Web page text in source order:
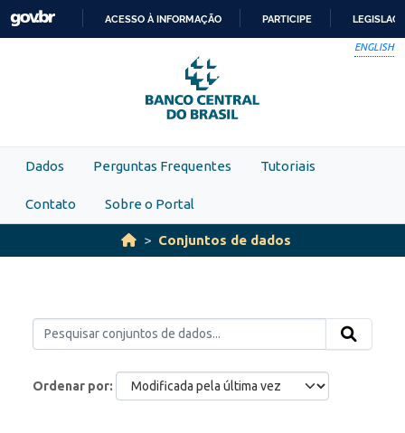
Skip to main content
PARA
O
CONTEÚDO
ACESSO À INFORMAÇÃO PARTICIPE
ENGLISH
Dados Perguntas Frequentes Tutoriais
Contato Sobre o Portal
Conjuntos de dados
Ordenar por